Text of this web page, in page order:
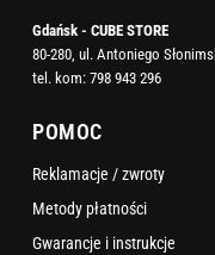
Gdańsk - CUBE STORE
80-280, ul. Antoniego
tel. kom: 798 943 296
POMOC
Reklamacje / zwroty
Metody płatności
Gwarancje i instrukcje